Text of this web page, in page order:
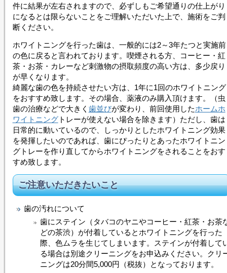
件に結果が左右されますので、必ずしもご希望通りの仕上がり
になるとは限らないことをご理解いただいた上で、施術をご判
断ください。
ホワイトニングを行った歯は、一般的には2～3年たつと実施前
の色に戻ると言われております。喫煙される方、コーヒー・紅
茶・お茶・カレーなど刺激物の摂取頻度の高い方は、多少戻り
が早くなります。
綺麗な歯の色を持続させたい方は、1年に1回のホワイトニング
をおすすめ致します。その場合、薬液のみ購入頂けます。（虫
歯の治療などで大きく 歯並びが変わり、前回使用したホームホ
ワイトニングトレーが使えない場合を除きます）ただし、歯は
日常的に動いているので、しっかりとしたホワイトニング効果
を発揮したいのであれば、歯にぴったりとあったホワイトニン
グトレーを作り直してからホワイトニングをされることをおす
すめ致します。
ご注意いただきたいこと
歯の汚れについて
歯にステイン（タバコのヤニやコーヒー・紅茶・お茶
どの茶渋）が付着していると ホワイトニングを行った
際、色ムラを生じてしまいます。ステインが付着して
る場合は別途クリーニングをお申込みください。クリ
ニングは20分間5,000円（税抜）となっております。